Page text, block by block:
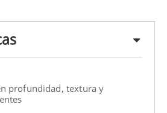
profundidad, textura y